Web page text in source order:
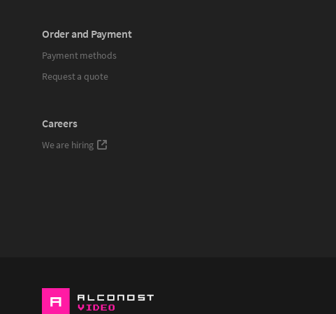
Order and Payment
Payment methods
Request a quote
Careers
We are hiring